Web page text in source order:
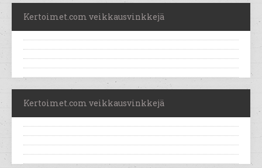
Kertoimet.com veikkausvinkkejä
Kertoimet.com veikkausvinkkejä